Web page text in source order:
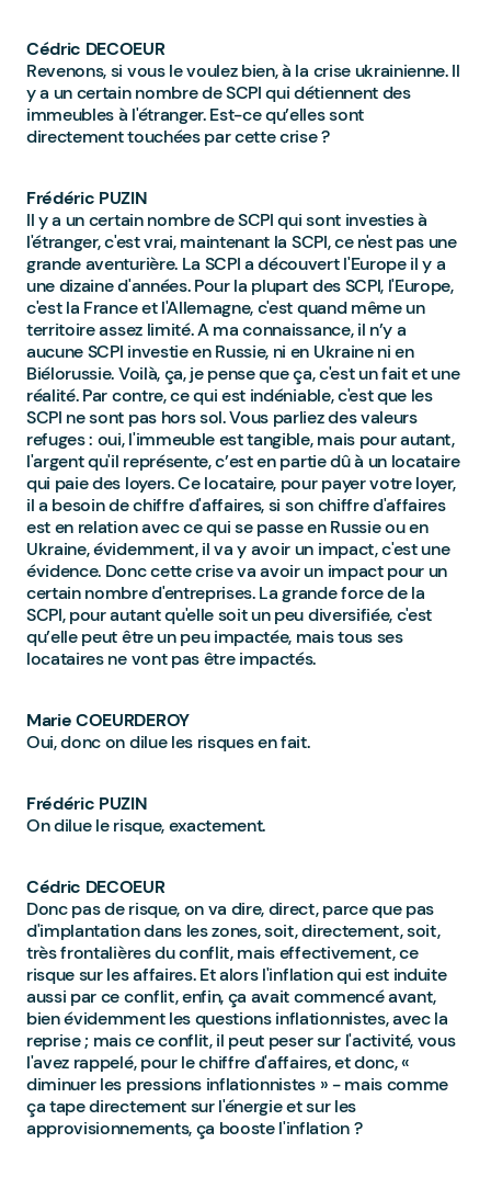
Cédric DECOEUR
Revenons, si vous le voulez bien, à la crise ukrainienne. Il
y a un certain nombre de SCPI qui détiennent des
immeubles à l'étranger. Est-ce qu’elles sont
directement touchées par cette crise ?
Frédéric PUZIN
Il y a un certain nombre de SCPI qui sont investies à
l'étranger, c'est vrai, maintenant la SCPI, ce n'est pas une
grande aventurière. La SCPI a découvert l'Europe il y a
une dizaine d'années. Pour la plupart des SCPI, l'Europe,
c'est la France et l'Allemagne, c'est quand même un
territoire assez limité. A ma connaissance, il n’y a
aucune SCPI investie en Russie, ni en Ukraine ni en
Biélorussie. Voilà, ça, je pense que ça, c'est un fait et une
réalité. Par contre, ce qui est indéniable, c'est que les
SCPI ne sont pas hors sol. Vous parliez des valeurs
refuges : oui, l'immeuble est tangible, mais pour autant,
l'argent qu'il représente, c’est en partie dû à un locataire
qui paie des loyers. Ce locataire, pour payer votre loyer,
il a besoin de chiffre d'affaires, si son chiffre d'affaires
est en relation avec ce qui se passe en Russie ou en
Ukraine, évidemment, il va y avoir un impact, c'est une
évidence. Donc cette crise va avoir un impact pour un
certain nombre d'entreprises. La grande force de la
SCPI, pour autant qu'elle soit un peu diversifiée, c'est
qu’elle peut être un peu impactée, mais tous ses
locataires ne vont pas être impactés.
Marie COEURDEROY
Oui, donc on dilue les risques en fait.
Frédéric PUZIN
On dilue le risque, exactement.
Cédric DECOEUR
Donc pas de risque, on va dire, direct, parce que pas
d'implantation dans les zones, soit, directement, soit,
très frontalières du conflit, mais effectivement, ce
risque sur les affaires. Et alors l'inflation qui est induite
aussi par ce conflit, enfin, ça avait commencé avant,
bien évidemment les questions inflationnistes, avec la
reprise ; mais ce conflit, il peut peser sur l'activité, vous
l'avez rappelé, pour le chiffre d'affaires, et donc, «
diminuer les pressions inflationnistes » - mais comme
ça tape directement sur l'énergie et sur les
approvisionnements, ça booste l'inflation ?